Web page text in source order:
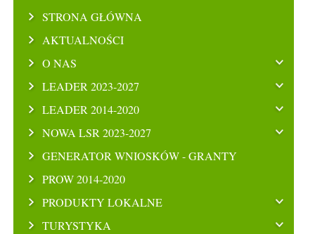
STRONA GŁÓWNA
AKTUALNOŚCI
O NAS
LEADER 2023-2027
LEADER 2014-2020
NOWA LSR 2023-2027
GENERATOR WNIOSKÓW - GRANTY
PROW 2014-2020
PRODUKTY LOKALNE
TURYSTYKA